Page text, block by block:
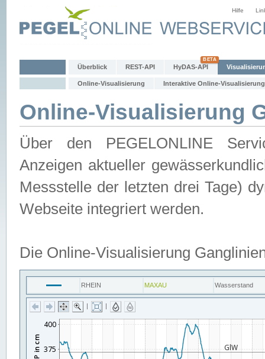
Hilfe
Überblick REST-API HyDAS-API
Online-Visualisierung Interaktive Online-Visualisierung
Online-Visualisierung
Über den PEGELONLINE
Anzeigen aktueller
Messstelle der letzten drei Tage)
Webseite integriert werden.
Die Online-Visualisierung